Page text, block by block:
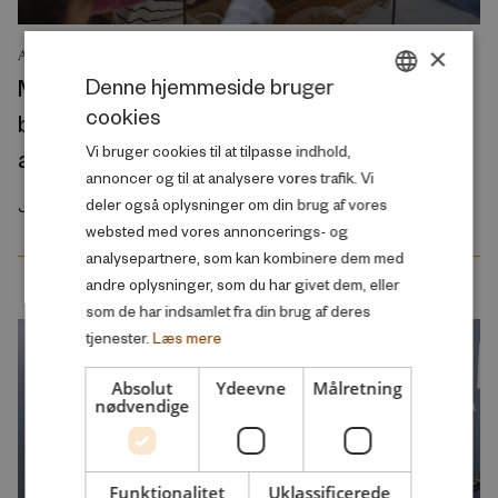
ANALYSE
Mange borgere, som er utilfredse med
børnepasning, skoler og ældrepleje, ønsker
at arbejde mindre
Juli 2026
×
Denne hjemmeside bruger
cookies
Vi bruger cookies til at tilpasse indhold,
annoncer og til at analysere vores trafik. Vi
deler også oplysninger om din brug af vores
websted med vores annoncerings- og
analysepartnere, som kan kombinere dem med
andre oplysninger, som du har givet dem, eller
som de har indsamlet fra din brug af deres
tjenester. Læs mere
Absolut
nødvendige
Ydeevne Målretning
Funktionalitet Uklassificerede